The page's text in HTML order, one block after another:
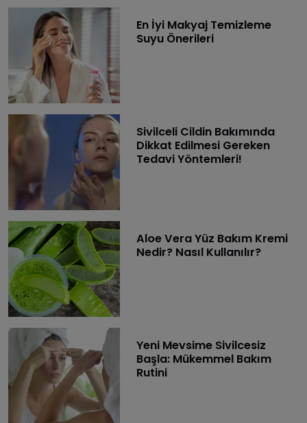
En İyi Makyaj Temizleme
Suyu Önerileri
Sivilceli Cildin Bakımında
Dikkat Edilmesi Gereken
Tedavi Yöntemleri!
Aloe Vera Yüz Bakım Kremi
Nedir? Nasıl Kullanılır?
Yeni Mevsime Sivilcesiz
Başla: Mükemmel Bakım
Rutini